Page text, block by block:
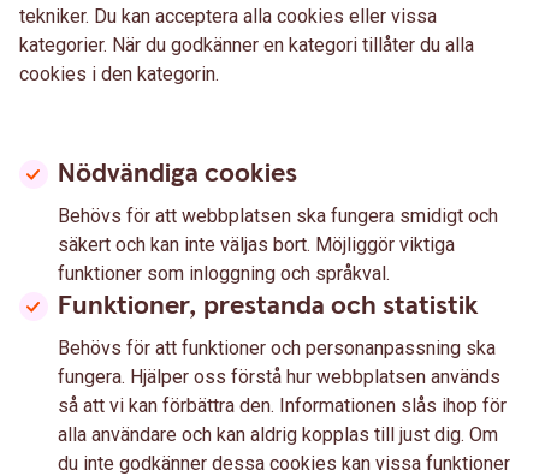
tekniker. Du kan acceptera alla cookies eller vissa
kategorier. När du godkänner en kategori tillåter du alla
cookies i den kategorin.
Nödvändiga cookies
Behövs för att webbplatsen ska fungera smidigt och
säkert och kan inte väljas bort. Möjliggör viktiga
funktioner som inloggning och språkval.
Funktioner, prestanda och statistik
Behövs för att funktioner och personanpassning ska
fungera. Hjälper oss förstå hur webbplatsen används
så att vi kan förbättra den. Informationen slås ihop för
alla användare och kan aldrig kopplas till just dig. Om
du inte godkänner dessa cookies kan vissa funktioner